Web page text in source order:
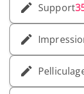
Support